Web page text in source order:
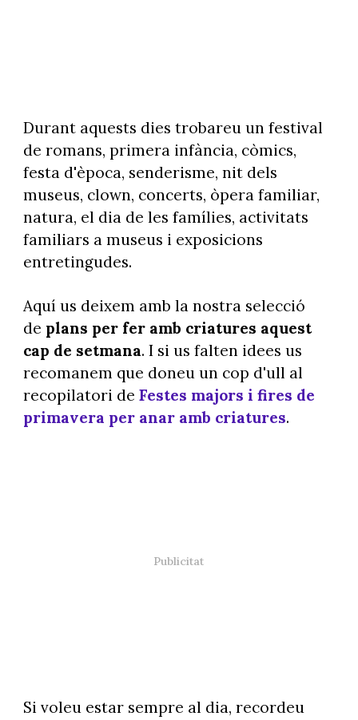
Durant aquests dies trobareu un festival
de romans, primera infància, còmics,
festa d'època, senderisme, nit dels
museus, clown, concerts, òpera familiar,
natura, el dia de les famílies, activitats
familiars a museus i exposicions
entretingudes.
Aquí us deixem amb la nostra selecció
de plans per fer amb criatures aquest
cap de setmana. I si us falten idees us
recomanem que doneu un cop d'ull al
recopilatori de Festes majors i fires de
primavera per anar amb criatures.
Si voleu estar sempre al dia, recordeu